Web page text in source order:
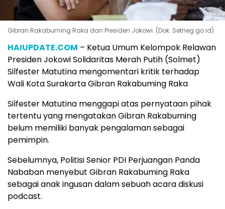
Gibran Rakabuming Raka dan Presiden Jokowi. (Dok. Setneg.go.id)
HAIUPDATE.COM – Ketua Umum Kelompok Relawan
Presiden Jokowi Solidaritas Merah Putih (Solmet)
Silfester Matutina mengomentari kritik terhadap
Wali Kota Surakarta Gibran Rakabuming Raka
Silfester Matutina menggapi atas pernyataan pihak
tertentu yang mengatakan Gibran Rakabuming
belum memiliki banyak pengalaman sebagai
pemimpin.
Sebelumnya, Politisi Senior PDI Perjuangan Panda
Nababan menyebut Gibran Rakabuming Raka
sebagai anak ingusan dalam sebuah acara diskusi
podcast.